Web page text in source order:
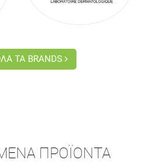
ΤΑ BRANDS
ΠΡΟΪΌΝΤΑ